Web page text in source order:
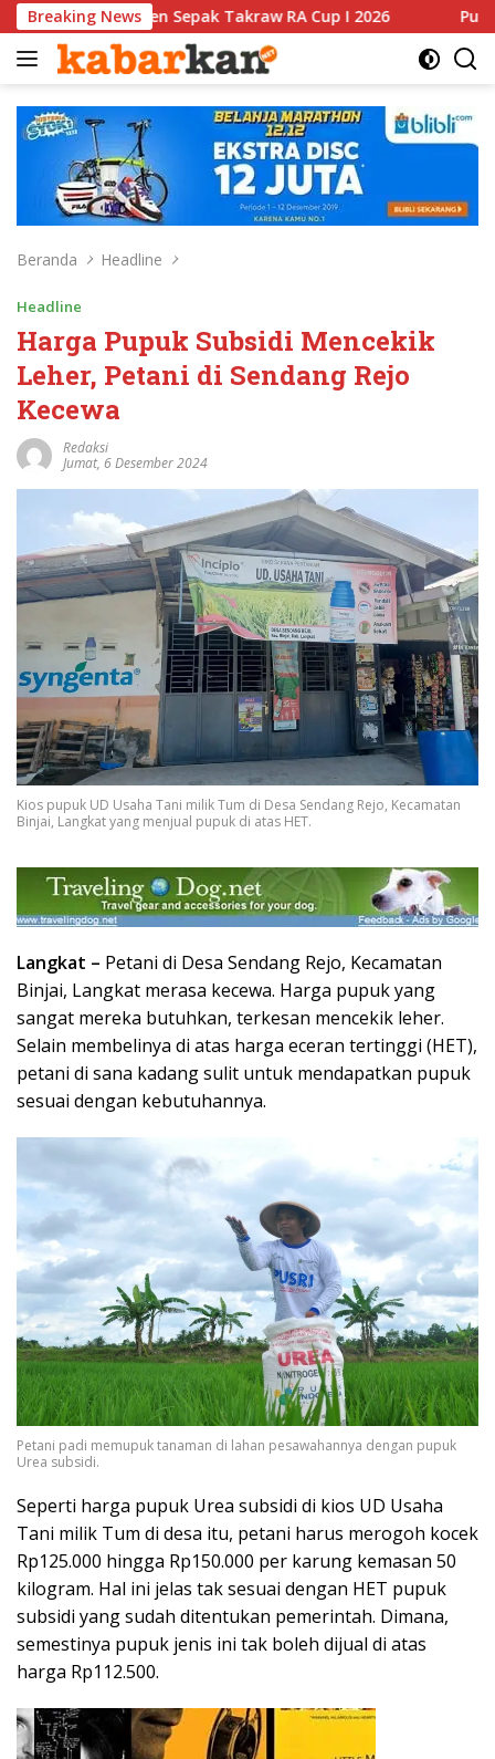
Langsung
ke
konten
Breaking News
Takraw RA Cup I 2026 Putusan Banding Kasus
Beranda Headline
Headline
Harga Pupuk Subsidi Mencekik
Leher, Petani di Sendang Rejo
Kecewa
Redaksi
Jumat, 6 Desember 2024
Kios pupuk UD Usaha Tani milik Tum di Desa Sendang Rejo, Kecamatan
Binjai, Langkat yang menjual pupuk di atas HET.
Langkat – Petani di Desa Sendang Rejo, Kecamatan
Binjai, Langkat merasa kecewa. Harga pupuk yang
sangat mereka butuhkan, terkesan mencekik leher.
Selain membelinya di atas harga eceran tertinggi (HET),
petani di sana kadang sulit untuk mendapatkan pupuk
sesuai dengan kebutuhannya.
Petani padi memupuk tanaman di lahan pesawahannya dengan pupuk
Urea subsidi.
Seperti harga pupuk Urea subsidi di kios UD Usaha
Tani milik Tum di desa itu, petani harus merogoh kocek
Rp125.000 hingga Rp150.000 per karung kemasan 50
kilogram. Hal ini jelas tak sesuai dengan HET pupuk
subsidi yang sudah ditentukan pemerintah. Dimana,
semestinya pupuk jenis ini tak boleh dijual di atas
harga Rp112.500.